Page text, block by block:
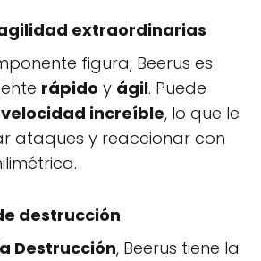
extraordinarias
figura, Beerus es
rápido y ágil. Puede
velocidad increíble, lo que le
ataques y reaccionar con
destrucción
Destrucción, Beerus tiene la